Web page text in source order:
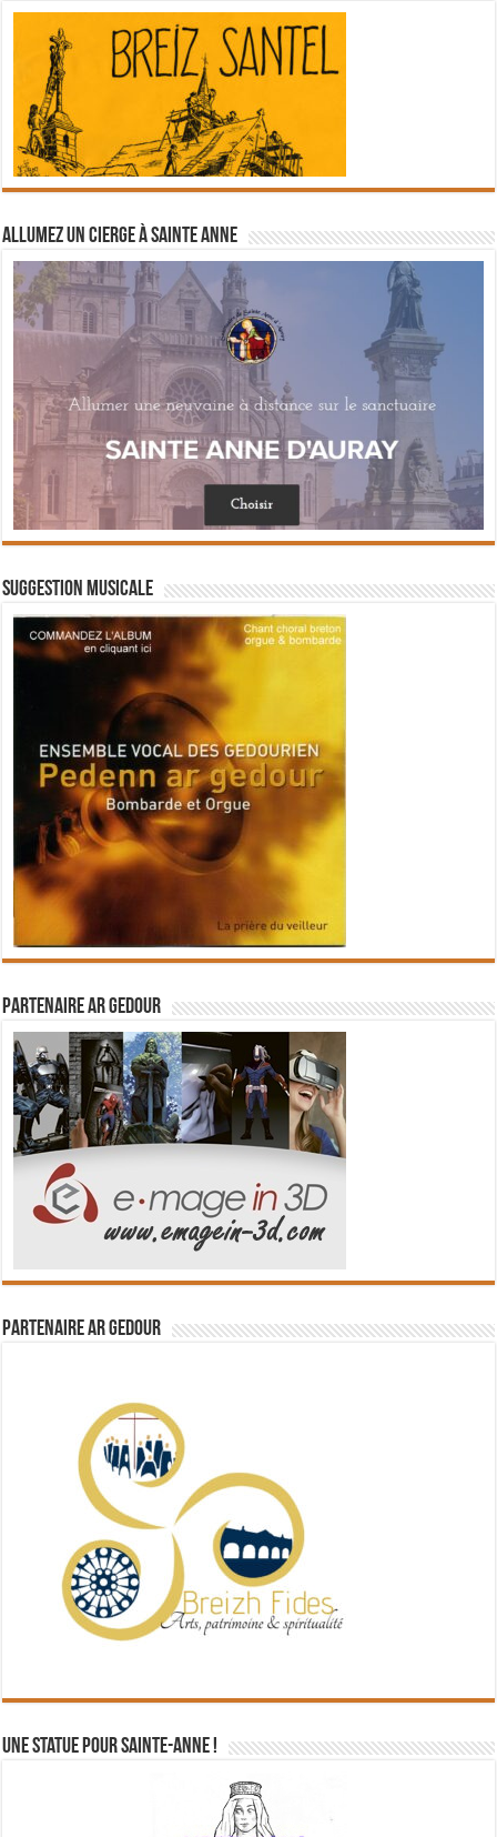
Allumez un cierge à Sainte Anne
Suggestion musicale
Partenaire Ar Gedour
Partenaire Ar Gedour
Une statue pour Sainte-Anne !